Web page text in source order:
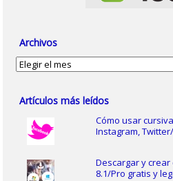
Archivos
Archivos
Artículos más leídos
Cómo usar
Instagram,
Descargar y crear
8.1/Pro gratis y